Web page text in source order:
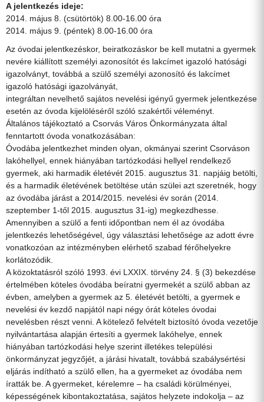
A jelentkezés ideje:
2014. május 8. (csütörtök) 8.00-16.00 óra
2014. május 9. (péntek) 8.00-16.00 óra
Az óvodai jelentkezéskor, beiratkozáskor be kell mutatni a gyermek
nevére kiállított személyi azonosítót és lakcímet igazoló hatósági
igazolványt, továbbá a szülő személyi azonosító és lakcímet
igazoló hatósági igazolványát,
integráltan nevelhető sajátos nevelési igényű gyermek jelentkezése
esetén az óvoda kijelöléséről szóló szakértői véleményt.
Általános tájékoztató a Csorvás Város Önkormányzata által
fenntartott óvoda vonatkozásában:
Óvodába jelentkezhet minden olyan, okmányai szerint Csorváson
lakóhellyel, ennek hiányában tartózkodási hellyel rendelkező
gyermek, aki harmadik életévét 2015. augusztus 31. napjáig betölti,
és a harmadik életévének betöltése után szülei azt szeretnék, hogy
az óvodába járást a 2014/2015. nevelési év során (2014.
szeptember 1-től 2015. augusztus 31-ig) megkezdhesse.
Amennyiben a szülő a fenti időpontban nem él az óvodába
jelentkezés lehetőségével, úgy választási lehetősége az adott évre
vonatkozóan az intézményben elérhető szabad férőhelyekre
korlátozódik.
A közoktatásról szóló 1993. évi LXXIX. törvény 24. § (3) bekezdése
értelmében köteles óvodába beíratni gyermekét a szülő abban az
évben, amelyben a gyermek az 5. életévét betölti, a gyermek e
nevelési év kezdő napjától napi négy órát köteles óvodai
nevelésben részt venni. A kötelező felvételt biztosító óvoda vezetője
nyilvántartása alapján értesíti a gyermek lakóhelye, ennek
hiányában tartózkodási helye szerint illetékes települési
önkormányzat jegyzőjét, a járási hivatalt, továbbá szabálysértési
eljárás indítható a szülő ellen, ha a gyermeket az óvodába nem
íratták be. A gyermeket, kérelemre – ha családi körülményei,
képességének kibontakoztatása, sajátos helyzete indokolja – az